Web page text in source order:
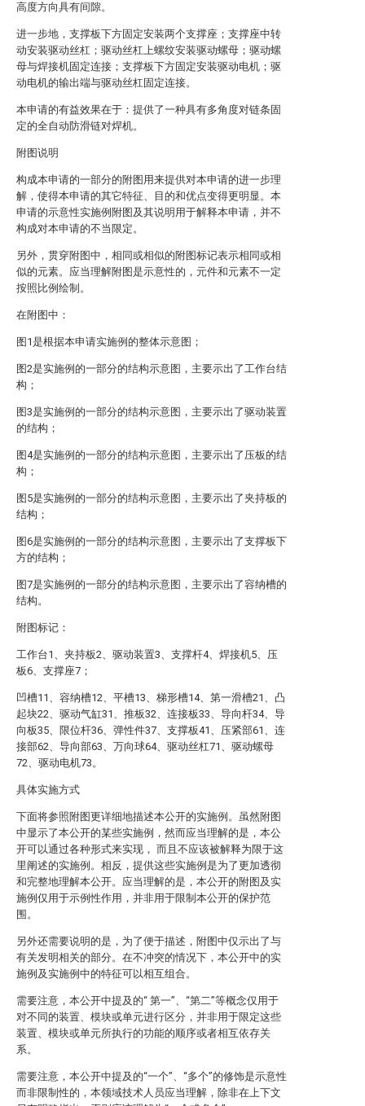
高度方向具有间隙。
进一步地，支撑板下方固定安装两个支撑座；支撑座中转
动安装驱动丝杠；驱动丝杠上螺纹安装驱动螺母；驱动螺
母与焊接机固定连接；支撑板下方固定安装驱动电机；驱
动电机的输出端与驱动丝杠固定连接。
本申请的有益效果在于：提供了一种具有多角度对链条固
定的全自动防滑链对焊机。
附图说明
构成本申请的一部分的附图用来提供对本申请的进一步理
解，使得本申请的其它特征、目的和优点变得更明显。本
申请的示意性实施例附图及其说明用于解释本申请，并不
构成对本申请的不当限定。
另外，贯穿附图中，相同或相似的附图标记表示相同或相
似的元素。应当理解附图是示意性的，元件和元素不一定
按照比例绘制。
在附图中：
图1是根据本申请实施例的整体示意图；
图2是实施例的一部分的结构示意图，主要示出了工作台结
构；
图3是实施例的一部分的结构示意图，主要示出了驱动装置
的结构；
图4是实施例的一部分的结构示意图，主要示出了压板的结
构；
图5是实施例的一部分的结构示意图，主要示出了夹持板的
结构；
图6是实施例的一部分的结构示意图，主要示出了支撑板下
方的结构；
图7是实施例的一部分的结构示意图，主要示出了容纳槽的
结构。
附图标记：
工作台1、夹持板2、驱动装置3、支撑杆4、焊接机5、压
板6、支撑座7；
凹槽11、容纳槽12、平槽13、梯形槽14、第一滑槽21、凸
起块22、驱动气缸31、推板32、连接板33、导向杆34、导
向板35、限位杆36、弹性件37、支撑板41、压紧部61、连
接部62、导向部63、万向球64、驱动丝杠71、驱动螺母
72、驱动电机73。
具体实施方式
下面将参照附图更详细地描述本公开的实施例。虽然附图
中显示了本公开的某些实施例，然而应当理解的是，本公
开可以通过各种形式来实现， 而且不应该被解释为限于这
里阐述的实施例。相反，提供这些实施例是为了更加透彻
和完整地理解本公开。应当理解的是，本公开的附图及实
施例仅用于示例性作用，并非用于限制本公开的保护范
围。
另外还需要说明的是，为了便于描述，附图中仅示出了与
有关发明相关的部分。在不冲突的情况下，本公开中的实
施例及实施例中的特征可以相互组合。
需要注意，本公开中提及的“ 第一”、“第二”等概念仅用于
对不同的装置、模块或单元进行区分，并非用于限定这些
装置、模块或单元所执行的功能的顺序或者相互依存关
系。
需要注意，本公开中提及的“一个”、“多个”的修饰是示意性
而非限制性的，本领域技术人员应当理解，除非在上下文